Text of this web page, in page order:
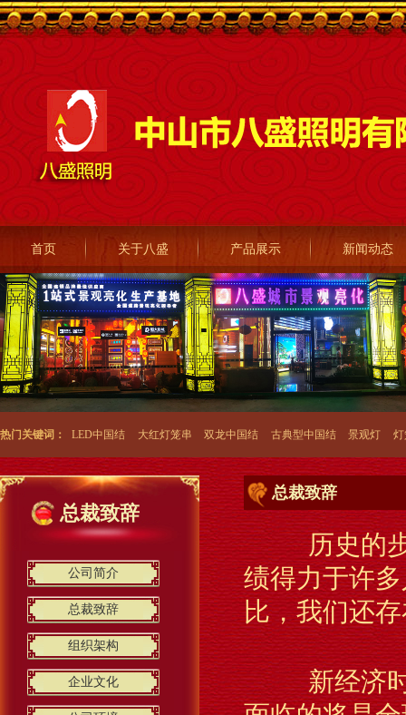
首页 关于八盛 产品展示 新闻动态
热门关键词： LED中国结 大红灯笼串 双龙中国结 古典型中国结 景观灯
总裁致辞
公司简介
总裁致辞
组织架构
企业文化
LED灯箱挂件
LED户外草地荷花景观灯
荷花灯系列
总裁致辞
历史的步
绩得力于许
比，我们还
新经济时代